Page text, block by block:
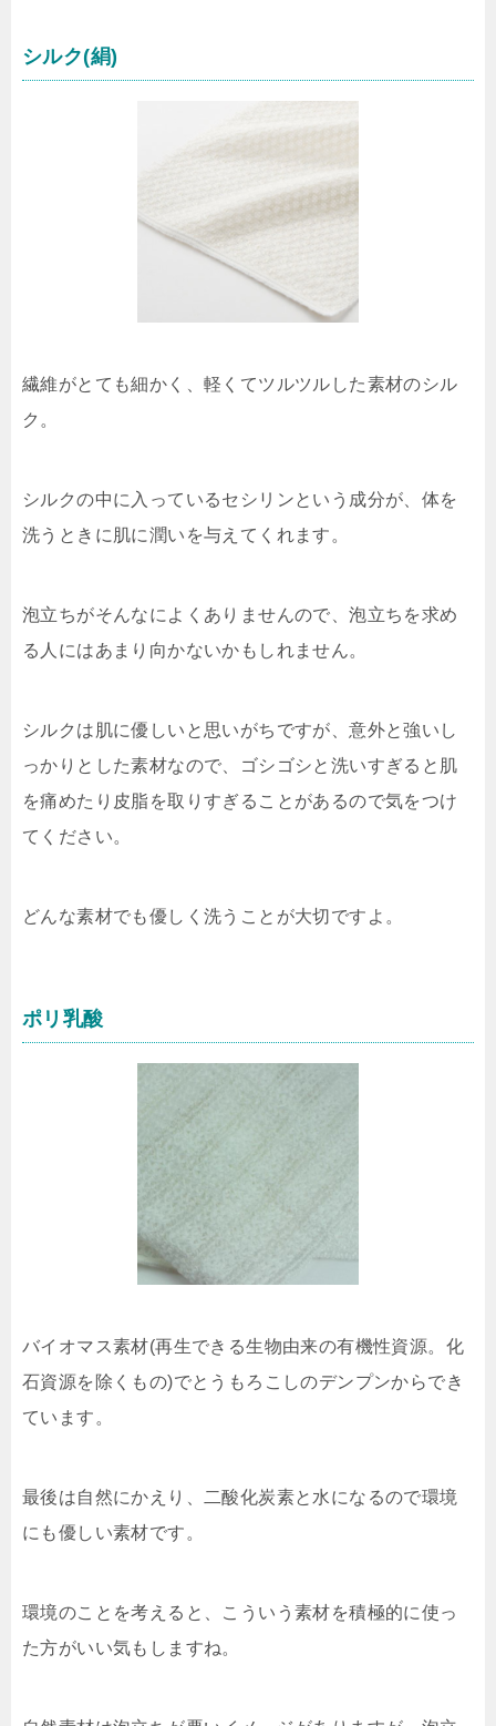
シルク(絹)
繊維がとても細かく、軽くてツルツルした素材のシル
ク。
シルクの中に入っているセシリンという成分が、体を
洗うときに肌に潤いを与えてくれます。
泡立ちがそんなによくありませんので、泡立ちを求め
る人にはあまり向かないかもしれません。
シルクは肌に優しいと思いがちですが、意外と強いし
っかりとした素材なので、ゴシゴシと洗いすぎると肌
を痛めたり皮脂を取りすぎることがあるので気をつけ
てください。
どんな素材でも優しく洗うことが大切ですよ。
ポリ乳酸
バイオマス素材(再生できる生物由来の有機性資源。化
石資源を除くもの)でとうもろこしのデンプンからでき
ています。
最後は自然にかえり、二酸化炭素と水になるので環境
にも優しい素材です。
環境のことを考えると、こういう素材を積極的に使っ
た方がいい気もしますね。